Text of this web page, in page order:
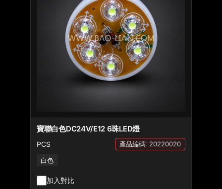
寶聯白色DC24V/E12 6珠LED燈
PCS 產品編碼: 20220020
白色
加入對比